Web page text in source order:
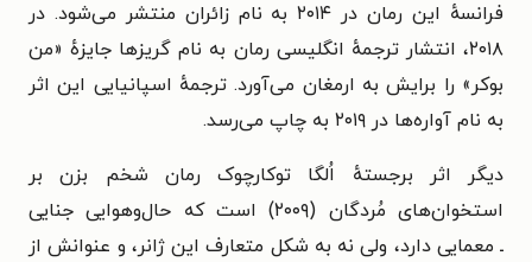
فرانسهٔ این رمان در ۲۰۱۴ به نام زائران منتشر می‌شود. در
۲۰۱۸، انتشار ترجمهٔ انگلیسی رمان به نام گریزها جایزهٔ «من
بوکر» را برایش به ارمغان می‌آورد. ترجمهٔ اسپانیایی این اثر
به نام آواره‌ها در ۲۰۱۹ به چاپ می‌رسد.
دیگر اثر برجستهٔ اُلگا توکارچوک رمان شخم بزن بر
استخوان‌های مُردگان (۲۰۰۹) است که حال‌وهوایی جنایی
ـ معمایی دارد، ولی نه به شکل متعارف این ژانر، و عنوانش از